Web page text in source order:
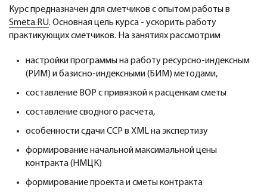
Курс предназначен для сметчиков с опытом работы в
Smeta.RU. Основная цель курса - ускорить работу
практикующих сметчиков. На занятиях рассмотрим
настройки программы на работу ресурсно-индексным
(РИМ) и базисно-индексными (БИМ) методами,
составление ВОР с привязкой к расценкам сметы
составление сводного расчета,
особенности сдачи ССР в XML на экспертизу
формирование начальной максимальной цены
контракта (НМЦК)
формирование проекта и сметы контракта